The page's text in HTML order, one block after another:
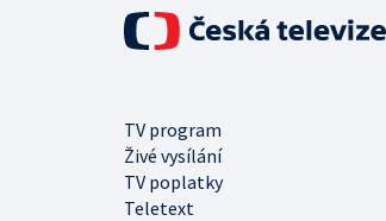
TV program
Živé vysílání
TV poplatky
Teletext